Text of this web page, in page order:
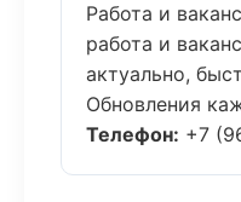
Работа и
работа и
актуально,
Обновления
Телефон: +7